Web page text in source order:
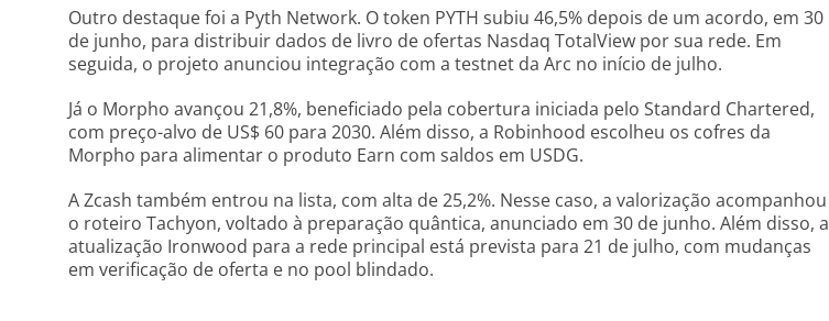
Outro destaque foi a Pyth Network. O token PYTH subiu 46,5% depois de um acordo, em 30
de junho, para distribuir dados de livro de ofertas Nasdaq TotalView por sua rede. Em
seguida, o projeto anunciou integração com a testnet da Arc no início de julho.
Já o Morpho avançou 21,8%, beneficiado pela cobertura iniciada pelo Standard Chartered,
com preço-alvo de US$ 60 para 2030. Além disso, a Robinhood escolheu os cofres da
Morpho para alimentar o produto Earn com saldos em USDG.
A Zcash também entrou na lista, com alta de 25,2%. Nesse caso, a valorização acompanhou
o roteiro Tachyon, voltado à preparação quântica, anunciado em 30 de junho. Além disso, a
atualização Ironwood para a rede principal está prevista para 21 de julho, com mudanças
em verificação de oferta e no pool blindado.